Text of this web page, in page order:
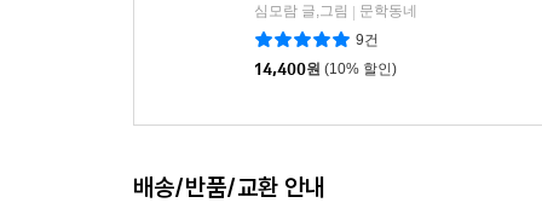
심모람 글,그림
문학동네
9건
14,400원 (10% 할인)
배송/반품/교환 안내